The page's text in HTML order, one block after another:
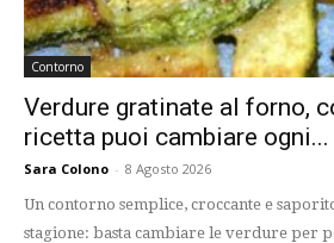
Contorno
Verdure gratinate al forno,
ricetta puoi cambiare ogni...
Sara Colono - 8 Agosto 2026
Un contorno semplice, croccante e
stagione: basta cambiare le verdure per